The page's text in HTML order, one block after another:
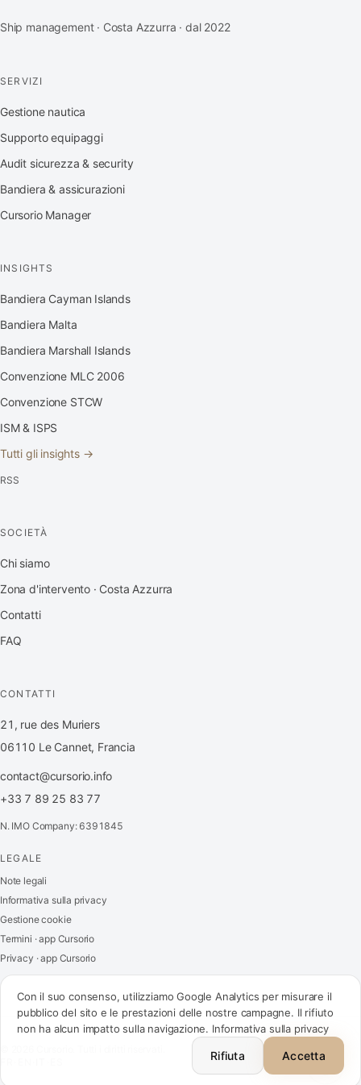
contact@cursorio.info
+33 7 89 25 83 77
Ship management · Costa Azzurra · dal 2022
SERVIZI
Gestione nautica
Supporto equipaggi
Audit sicurezza & security
Bandiera & assicurazioni
Cursorio Manager
INSIGHTS
Bandiera Cayman Islands
Bandiera Malta
Bandiera Marshall Islands
Convenzione MLC 2006
Convenzione STCW
ISM & ISPS
Tutti gli insights →
RSS
SOCIETÀ
Chi siamo
Zona d'intervento · Costa Azzurra
Contatti
FAQ
CONTATTI
21, rue des Muriers
06110 Le Cannet, Francia
contact@cursorio.info
+33 7 89 25 83 77
N. IMO Company: 6391845
LEGALE
Note legali
Informativa sulla privacy
Gestione cookie
Termini · app Cursorio
Privacy · app Cursorio
Con il suo consenso, utilizziamo Google Analytics per misurare il
pubblico del sito e le prestazioni delle nostre campagne. Il rifiuto
non ha alcun impatto sulla navigazione. Informativa sulla privacy
Rifiuta Accetta